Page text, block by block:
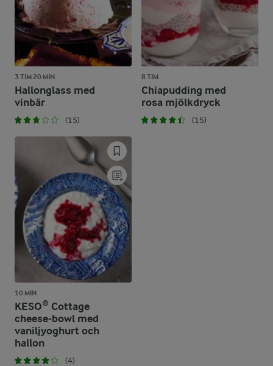
3 TIM 20 MIN
Hallonglass med
vinbär
(15)
8 TIM
Chiapudding med
rosa mjölkdryck
(15)
10 MIN
KESO® Cottage
cheese-bowl med
vaniljyoghurt och
hallon
(4)